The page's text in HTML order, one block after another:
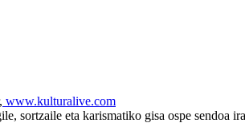
www.kulturalive.com
sortzaile eta karismatiko gisa ospe